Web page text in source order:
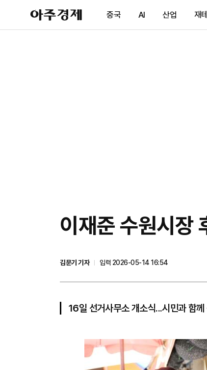
아
주
제
중국 AI 산업 재
이재준 수원시장
김문기 기자
입력 2026-05-14 16:54
16일 선거사무소 개소식...시민과 함